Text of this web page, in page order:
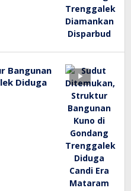
Bangunan
Diduga